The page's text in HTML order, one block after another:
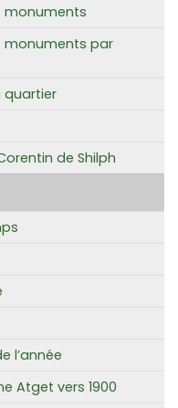
monuments
monuments par
quartier
de Shilph
l’année
Atget vers 1900